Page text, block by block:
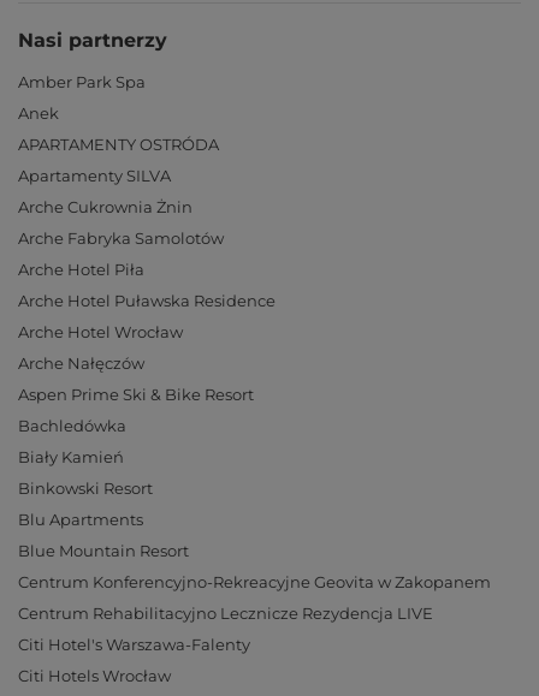
Nasi partnerzy
Amber Park Spa
Anek
APARTAMENTY OSTRÓDA
Apartamenty SILVA
Arche Cukrownia Żnin
Arche Fabryka Samolotów
Arche Hotel Piła
Arche Hotel Puławska Residence
Arche Hotel Wrocław
Arche Nałęczów
Aspen Prime Ski & Bike Resort
Bachledówka
Biały Kamień
Binkowski Resort
Blu Apartments
Blue Mountain Resort
Centrum Konferencyjno-Rekreacyjne Geovita w Zakopanem
Centrum Rehabilitacyjno Lecznicze Rezydencja LIVE
Citi Hotel's Warszawa-Falenty
Citi Hotels Wrocław